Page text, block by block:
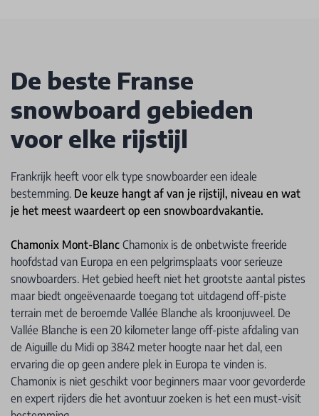
De beste Franse
snowboard gebieden
voor elke rijstijl
Frankrijk heeft voor elk type snowboarder een ideale
bestemming. De keuze hangt af van je rijstijl, niveau en wat
je het meest waardeert op een snowboardvakantie.
Chamonix Mont-Blanc Chamonix is de onbetwiste freeride
hoofdstad van Europa en een pelgrimsplaats voor serieuze
snowboarders. Het gebied heeft niet het grootste aantal pistes
maar biedt ongeëvenaarde toegang tot uitdagend off-piste
terrain met de beroemde Vallée Blanche als kroonjuweel. De
Vallée Blanche is een 20 kilometer lange off-piste afdaling van
de Aiguille du Midi op 3842 meter hoogte naar het dal, een
ervaring die op geen andere plek in Europa te vinden is.
Chamonix is niet geschikt voor beginners maar voor gevorderde
en expert rijders die het avontuur zoeken is het een must-visit